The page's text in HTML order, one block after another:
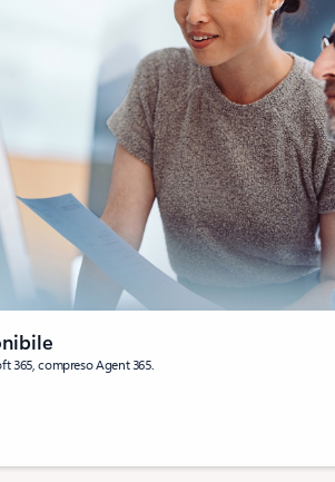
365, compreso Agent 365.